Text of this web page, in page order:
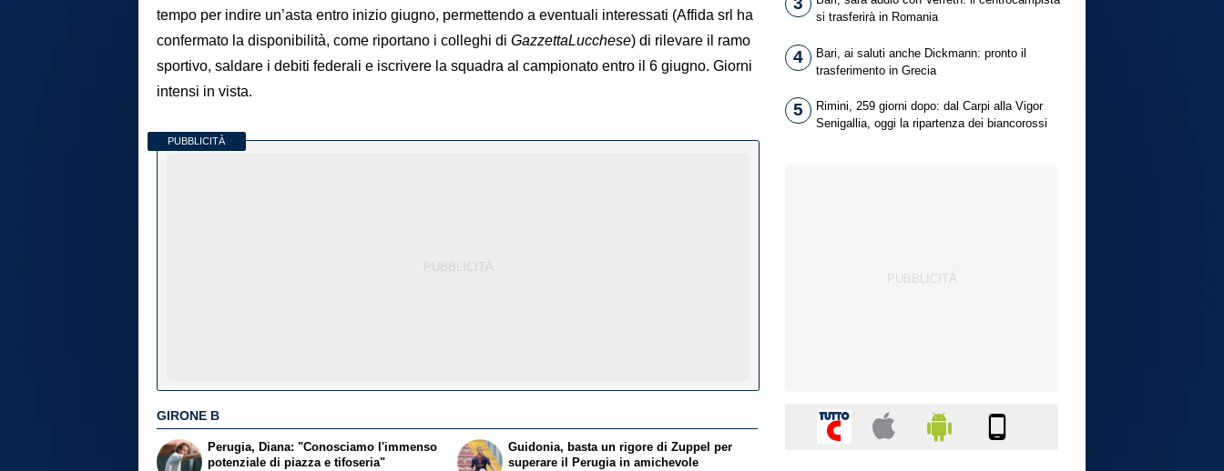
tempo per indire un’asta entro inizio giugno, permettendo a eventuali interessati (Affida srl ha
confermato la disponibilità, come riportano i colleghi di GazzettaLucchese) di rilevare il ramo
sportivo, saldare i debiti federali e iscrivere la squadra al campionato entro il 6 giugno. Giorni
intensi in vista.
PUBBLICITÀ
GIRONE B
Perugia, Diana: "Conosciamo l'immenso
potenziale di piazza e tifoseria"
Guidonia, basta un rigore di Zuppel per
superare il Perugia in amichevole
si trasferirà in Romania
4
Bari, ai saluti anche Dickmann: pronto il
trasferimento in Grecia
5
Rimini, 259 giorni dopo: dal Carpi alla Vigor
Senigallia, oggi la ripartenza dei biancorossi